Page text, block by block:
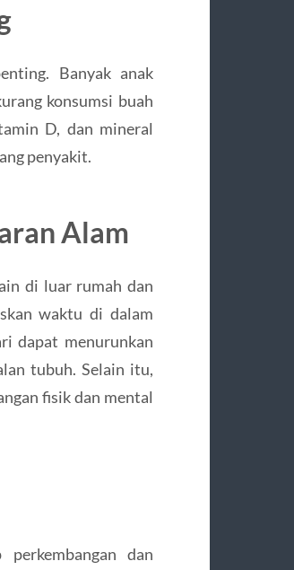
Banyak anak
konsumsi buah
D, dan mineral
penyakit.
Alam
di luar rumah dan
waktu di dalam
dapat menurunkan
tubuh. Selain itu,
fisik dan mental
dan